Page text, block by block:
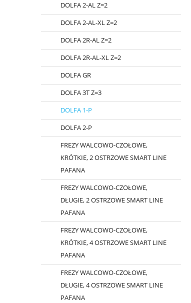
DOLFA 2-AL Z=2
DOLFA 2-AL-XL Z=2
DOLFA 2R-AL Z=2
DOLFA 2R-AL-XL Z=2
DOLFA GR
DOLFA 3T Z=3
DOLFA 1-P
DOLFA 2-P
FREZY WALCOWO-CZOŁOWE,
KRÓTKIE, 2 OSTRZOWE SMART LINE
PAFANA
FREZY WALCOWO-CZOŁOWE,
DŁUGIE, 2 OSTRZOWE SMART LINE
PAFANA
FREZY WALCOWO-CZOŁOWE,
KRÓTKIE, 4 OSTRZOWE SMART LINE
PAFANA
FREZY WALCOWO-CZOŁOWE,
DŁUGIE, 4 OSTRZOWE SMART LINE
PAFANA